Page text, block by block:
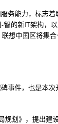
务能力，标志
的新IT架构，
想中国区将集
事件，也是本
划》，提出建